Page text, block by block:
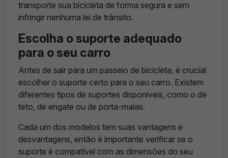
transporte sua bicicleta de forma segura e sem
infringir nenhuma lei de trânsito.
Escolha o suporte adequado
para o seu carro
Antes de sair para um passeio de bicicleta, é crucial
escolher o suporte certo para o seu carro. Existem
diferentes tipos de suportes disponíveis, como o de
teto, de engate ou de porta-malas.
Cada um dos modelos tem suas vantagens e
desvantagens, então é importante verificar se o
suporte é compatível com as dimensões do seu